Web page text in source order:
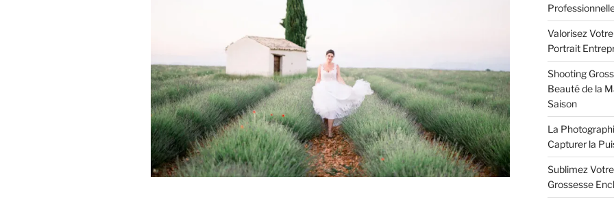
Valorisez
Portrait
Shooting
Beauté de la
Saison
La
Capturer la
Sublimez
Grossesse